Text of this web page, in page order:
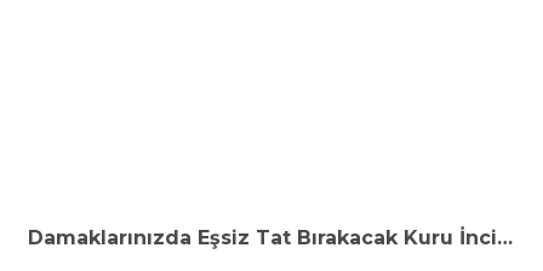
Damaklarınızda Eşsiz Tat Bırakacak Kuru İncirli Tatlı tarifleri